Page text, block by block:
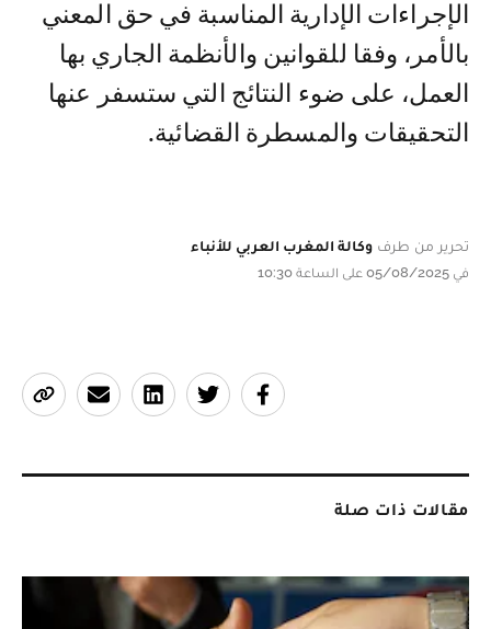
الإجراءات الإدارية المناسبة في حق المعني
بالأمر، وفقا للقوانين والأنظمة الجاري بها
العمل، على ضوء النتائج التي ستسفر عنها
التحقيقات والمسطرة القضائية.
تحرير من طرف وكالة المغرب العربي للأنباء
في 05/08/2025 على الساعة 10:30
مقالات ذات صلة